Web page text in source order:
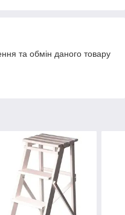
та обмін даного товару